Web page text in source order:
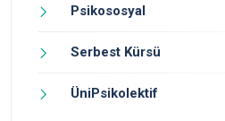
Psikososyal
Serbest Kürsü
ÜniPsikolektif